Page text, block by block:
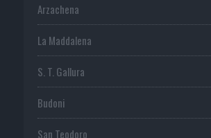
Arzachena
La Maddalena
S. T. Gallura
Budoni
San Teodoro